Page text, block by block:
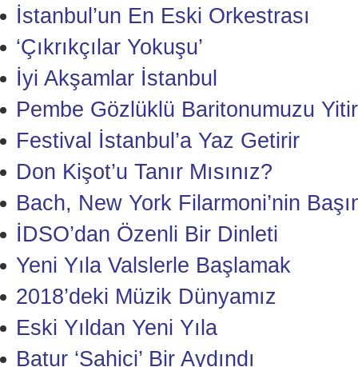
İstanbul’un En Eski Orkestrası
‘Çıkrıkçılar Yokuşu’
İyi Akşamlar İstanbul
Pembe Gözlüklü Baritonumuzu
Festival İstanbul’a Yaz Getirir
Don Kişot’u Tanır Mısınız?
Bach, New York Filarmoni’nin
İDSO’dan Özenli Bir Dinleti
Yeni Yıla Valslerle Başlamak
2018’deki Müzik Dünyamız
Eski Yıldan Yeni Yıla
Batur ‘Sahici’ Bir Aydındı